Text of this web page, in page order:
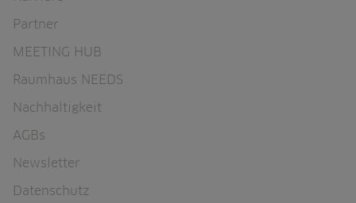
Partner
MEETING HUB
Raumhaus NEEDS
Nachhaltigkeit
AGBs
Newsletter
Datenschutz